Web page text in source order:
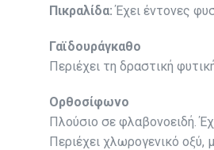
Πικραλίδα:Έχει έντονες
Γαϊδουράγκαθο
Περιέχει τη δραστική
Ορθοσίφωνο
Πλούσιο σε φλαβονοειδή.
Περιέχει χλωρογενικό